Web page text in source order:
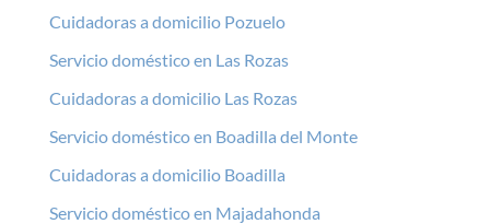
Cuidadoras a domicilio Pozuelo
Servicio doméstico en Las Rozas
Cuidadoras a domicilio Las Rozas
Servicio doméstico en Boadilla del Monte
Cuidadoras a domicilio Boadilla
Servicio doméstico en Majadahonda